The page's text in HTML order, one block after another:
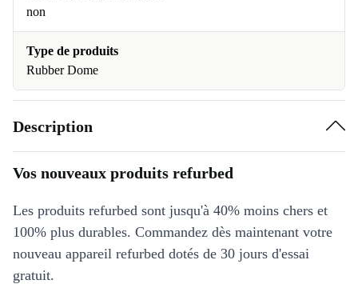
non
Type de produits
Rubber Dome
Description
Vos nouveaux produits refurbed
Les produits refurbed sont jusqu'à 40% moins chers et
100% plus durables. Commandez dès maintenant votre
nouveau appareil refurbed dotés de 30 jours d'essai
gratuit.